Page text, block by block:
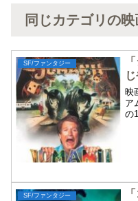
同じカテゴリの映
SF/ファンタジー
映
ア
の
SF/ファンタジー